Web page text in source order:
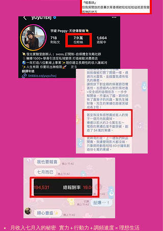
月收入七月入的秘密 實力 + 行動力 + 調頻速度 = 理想生活